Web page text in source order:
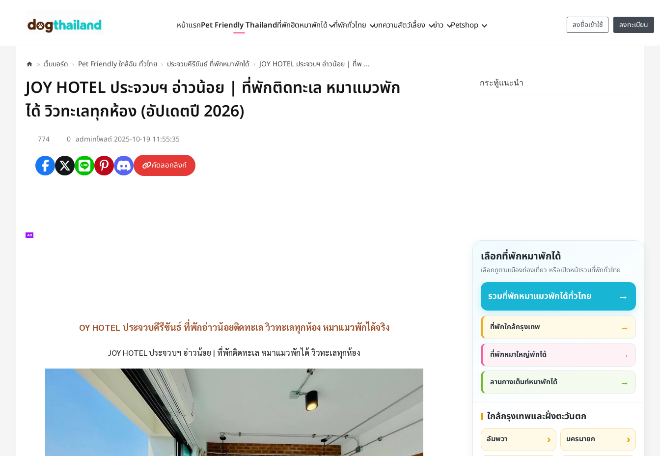
ลงชื่อเข้าใช้ ลงทะเบียน
หน้าแรกPet Friendly Thailandที่พักฮิตหมาพักได้ ที่พักทั่วไทย บทความสัตว์เลี้ยง ข่าว Petshop
» เว็บบอร์ด › Pet Friendly ใกล้ฉัน ทั่วไทย › ประจวบคีรีขันธ์ ที่พักหมาพักได้ › JOY HOTEL ประจวบฯ อ่าวน้อย | ที่พ ...
JOY HOTEL ประจวบฯ อ่าวน้อย | ที่พักติดทะเล หมาแมวพัก
ได้ วิวทะเลทุกห้อง (อัปเดตปี 2026)
774 0 adminโพสต์ 2025-10-19 11:55:35
คัดลอกลิงก์
OY HOTEL ประจวบคีรีขันธ์ ที่พักอ่าวน้อยติดทะเล วิวทะเลทุกห้อง หมาแมวพักได้จริง
JOY HOTEL ประจวบฯ อ่าวน้อย | ที่พักติดทะเล หมาแมวพักได้ วิวทะเลทุกห้อง
กระทู้แนะนำ
เลือกที่พักหมาพักได้
เลือกดูตามเมืองท่องเที่ยว หรือเปิดหน้ารวมที่พักทั่วไทย
รวมที่พักหมาแมวพักได้ทั่วไทย →
ที่พักใกล้กรุงเทพ
ที่พักหมาใหญ่พักได้
ลานกางเต็นท์หมาพักได้
ใกล้กรุงเทพและฝั่งตะวันตก
อัมพวา นครนายก